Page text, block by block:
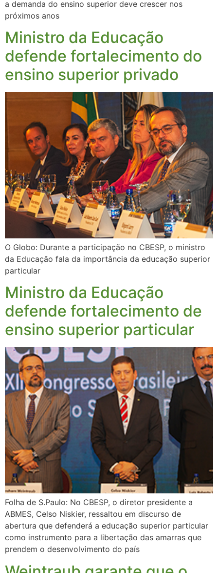
a demanda do ensino superior deve crescer nos
próximos anos
Ministro da Educação
defende fortalecimento do
ensino superior privado
O Globo: Durante a participação no CBESP, o ministro
da Educação fala da importância da educação superior
particular
Ministro da Educação
defende fortalecimento de
ensino superior particular
Folha de S.Paulo: No CBESP, o diretor presidente a
ABMES, Celso Niskier, ressaltou em discurso de
abertura que defenderá a educação superior particular
como instrumento para a libertação das amarras que
prendem o desenvolvimento do país